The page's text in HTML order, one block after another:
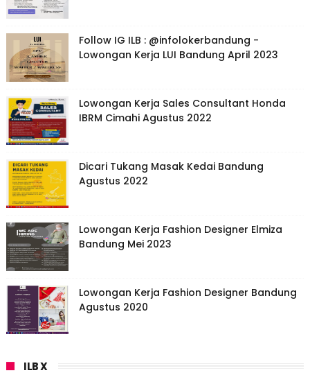
Follow IG ILB : @infolokerbandung -
Lowongan Kerja LUI Bandung April 2023
Lowongan Kerja Sales Consultant Honda
IBRM Cimahi Agustus 2022
Dicari Tukang Masak Kedai Bandung
Agustus 2022
Lowongan Kerja Fashion Designer Elmiza
Bandung Mei 2023
Lowongan Kerja Fashion Designer Bandung
Agustus 2020
ILB X